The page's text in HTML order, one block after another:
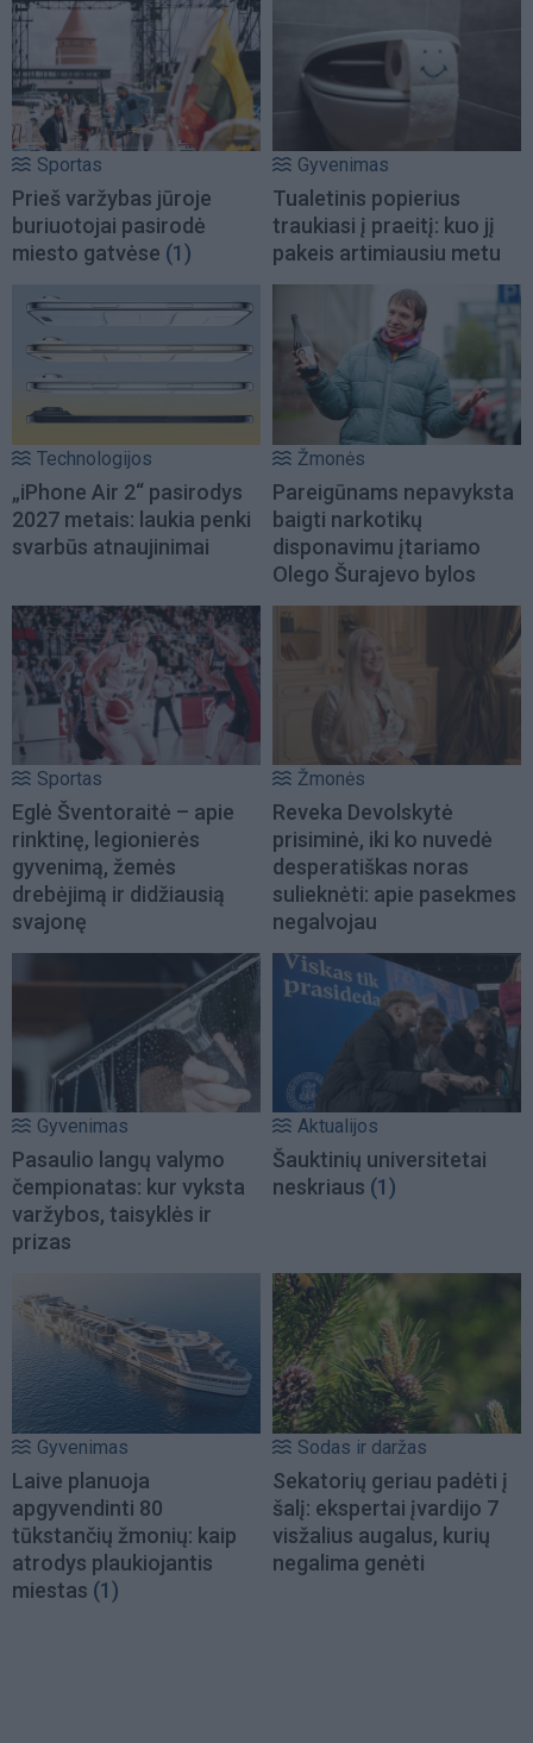
Sportas
Prieš varžybas jūroje
buriuotojai pasirodė
miesto gatvėse (1)
Gyvenimas
Tualetinis popierius
traukiasi į praeitį: kuo jį
pakeis artimiausiu metu
Technologijos
„iPhone Air 2“ pasirodys
2027 metais: laukia penki
svarbūs atnaujinimai
Žmonės
Pareigūnams nepavyksta
baigti narkotikų
disponavimu įtariamo
Olego Šurajevo bylos
Sportas
Eglė Šventoraitė – apie
rinktinę, legionierės
gyvenimą, žemės
drebėjimą ir didžiausią
svajonę
Žmonės
Reveka Devolskytė
prisiminė, iki ko nuvedė
desperatiškas noras
sulieknėti: apie pasekmes
negalvojau
Gyvenimas
Pasaulio langų valymo
čempionatas: kur vyksta
varžybos, taisyklės ir
prizas
Aktualijos
Šauktinių universitetai
neskriaus (1)
Gyvenimas
Laive planuoja
apgyvendinti 80
tūkstančių žmonių: kaip
atrodys plaukiojantis
miestas (1)
Sodas ir daržas
Sekatorių geriau padėti į
šalį: ekspertai įvardijo 7
visžalius augalus, kurių
negalima genėti